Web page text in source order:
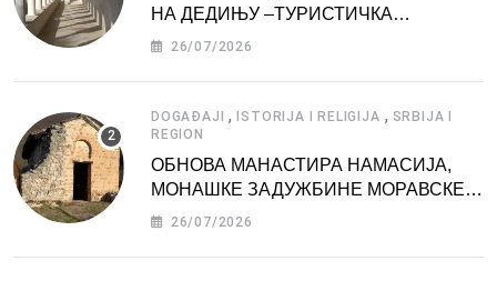
НА ДЕДИЊУ –ТУРИСТИЧКА
АТРАКЦИЈА
26/07/2026
DOGAĐAJI , ISTORIJA I RELIGIJA , SRBIJA I
REGION
ОБНОВА МАНАСТИРА НАМАСИЈА,
МОНАШКЕ ЗАДУЖБИНЕ МОРАВСКЕ
СРБИЈЕ
26/07/2026